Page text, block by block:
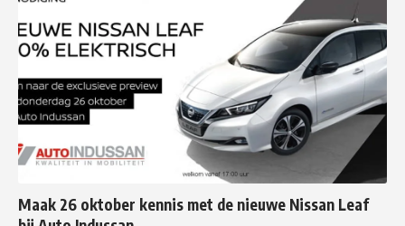
Maak 26 oktober kennis met de nieuwe Nissan Leaf